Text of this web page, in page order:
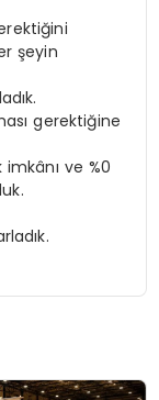
şeyin
gerektiğine
ve %0